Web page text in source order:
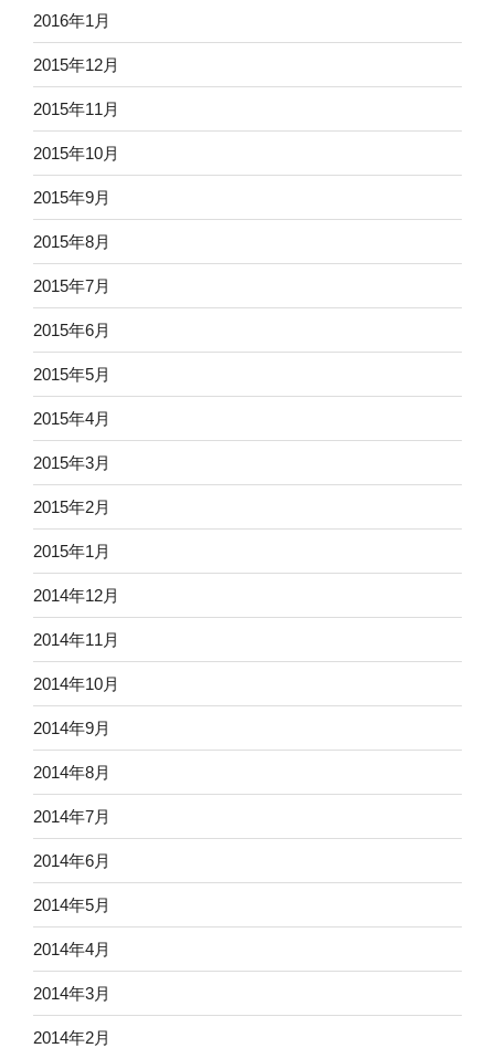
2016年1月
2015年12月
2015年11月
2015年10月
2015年9月
2015年8月
2015年7月
2015年6月
2015年5月
2015年4月
2015年3月
2015年2月
2015年1月
2014年12月
2014年11月
2014年10月
2014年9月
2014年8月
2014年7月
2014年6月
2014年5月
2014年4月
2014年3月
2014年2月